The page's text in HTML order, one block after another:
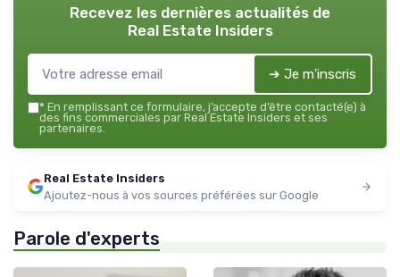
Recevez les dernières actualités de
Real Estate Insiders
➔ Je m'inscris
* En remplissant ce formulaire, j’accepte d’être contacté(e) à
des fins commerciales par Real Estate Insiders et ses
partenaires.
Real Estate Insiders
Ajoutez-nous à vos sources préférées sur Google
Parole d'experts